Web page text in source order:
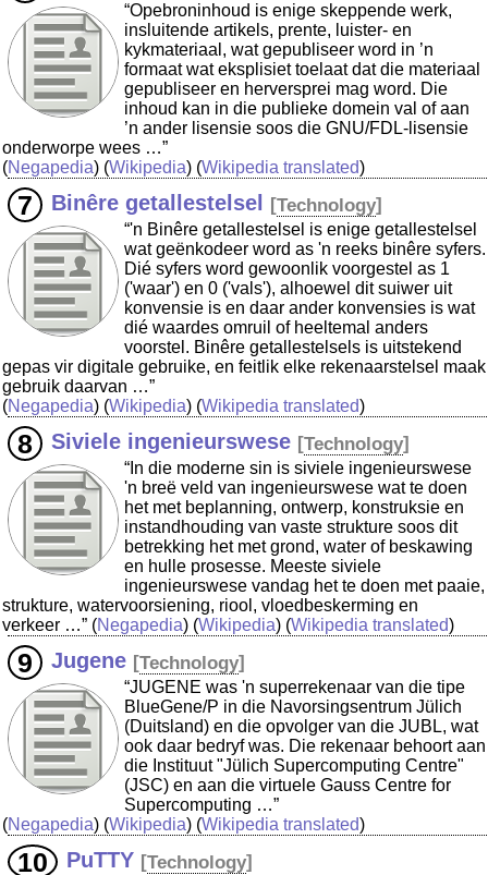
“Opebroninhoud is enige skeppende werk,
insluitende artikels, prente, luister- en
kykmateriaal, wat gepubliseer word in ’n
formaat wat eksplisiet toelaat dat die materiaal
gepubliseer en herversprei mag word. Die
inhoud kan in die publieke domein val of aan
’n ander lisensie soos die GNU/FDL-lisensie
onderworpe wees …”
(Negapedia) (Wikipedia) (Wikipedia translated)
Binêre getallestelsel [Technology]
“'n Binêre getallestelsel is enige getallestelsel
wat geënkodeer word as 'n reeks binêre syfers.
Dié syfers word gewoonlik voorgestel as 1
('waar') en 0 ('vals'), alhoewel dit suiwer uit
konvensie is en daar ander konvensies is wat
dié waardes omruil of heeltemal anders
voorstel. Binêre getallestelsels is uitstekend
gepas vir digitale gebruike, en feitlik elke rekenaarstelsel maak
gebruik daarvan …”
(Negapedia) (Wikipedia) (Wikipedia translated)
Siviele ingenieurswese [Technology]
“In die moderne sin is siviele ingenieurswese
'n breë veld van ingenieurswese wat te doen
het met beplanning, ontwerp, konstruksie en
instandhouding van vaste strukture soos dit
betrekking het met grond, water of beskawing
en hulle prosesse. Meeste siviele
ingenieurswese vandag het te doen met paaie,
strukture, watervoorsiening, riool, vloedbeskerming en
verkeer …” (Negapedia) (Wikipedia) (Wikipedia translated)
Jugene [Technology]
“JUGENE was 'n superrekenaar van die tipe
BlueGene/P in die Navorsingsentrum Jülich
(Duitsland) en die opvolger van die JUBL, wat
ook daar bedryf was. Die rekenaar behoort aan
die Instituut "Jülich Supercomputing Centre"
(JSC) en aan die virtuele Gauss Centre for
Supercomputing …”
(Negapedia) (Wikipedia) (Wikipedia translated)
PuTTY [Technology]